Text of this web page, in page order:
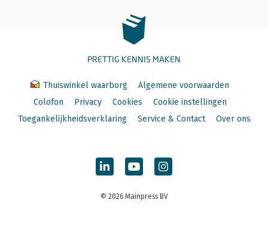
PRETTIG KENNIS MAKEN
Thuiswinkel waarborg
Algemene voorwaarden
Colofon
Privacy Cookies
Cookie instellingen
Toegankelijkheidsverklaring
Service & Contact Over ons
© 2026 Mainpress BV